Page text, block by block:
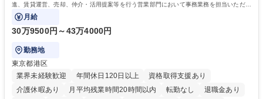
進、賃貸運営、売却、仲介・活用提案等を行う営業部門において事務業務を担当いただき
ます。
月給
30万9500円～43万4000円
勤務地
東京都港区
業界未経験歓迎
年間休日120日以上
資格取得支援あり
介護休暇あり
月平均残業時間20時間以内 転勤なし
退職金あり